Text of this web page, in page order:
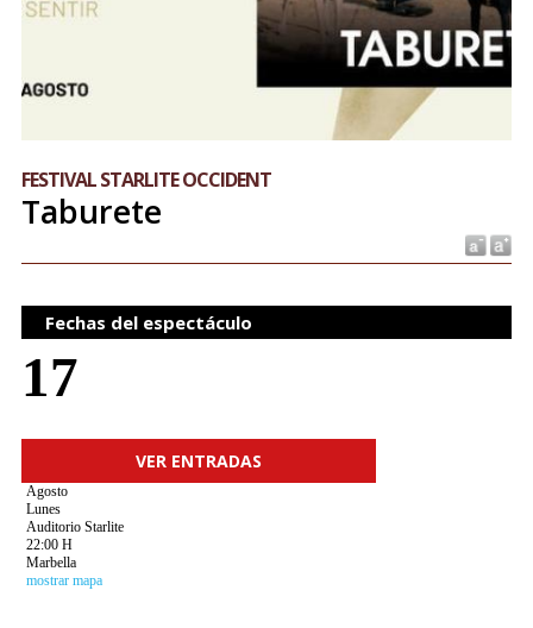
FESTIVAL STARLITE OCCIDENT
Taburete
Fechas del espectáculo
17
VER ENTRADAS
Agosto
Lunes
Auditorio Starlite
22:00 H
Marbella
mostrar mapa